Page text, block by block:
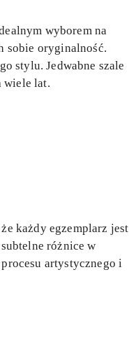
wyborem na
sobie oryginalność.
stylu. Jedwabne szale
wiele lat.
każdy egzemplarz jest
różnice w
artystycznego i